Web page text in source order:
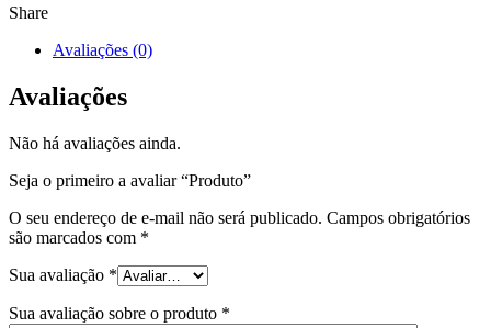
Share
Avaliações (0)
Avaliações
Não há avaliações ainda.
Seja o primeiro a avaliar “Produto”
O seu endereço de e-mail não será publicado. Campos obrigatórios
são marcados com *
Sua avaliação *
Sua avaliação sobre o produto *